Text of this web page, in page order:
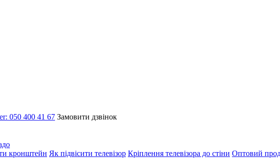
050 400 41 67 Замовити дзвінок
кронштейн Як підвісити телевізор Кріплення телевізора до стіни Оптовий